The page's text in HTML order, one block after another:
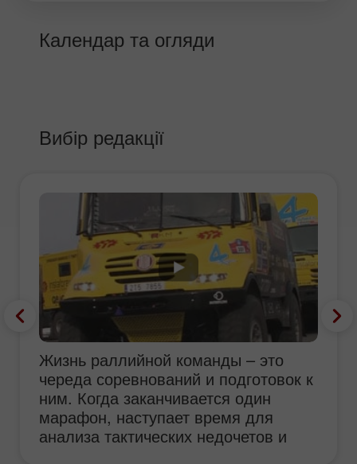
Календар та огляди
Вибір редакції
Жизнь раллийной команды – это
череда соревнований и подготовок к
ним. Когда заканчивается один
марафон, наступает время для
анализа тактических недочетов и